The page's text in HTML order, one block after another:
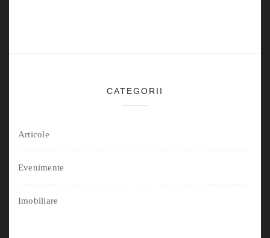
CATEGORII
Articole
Evenimente
Imobiliare